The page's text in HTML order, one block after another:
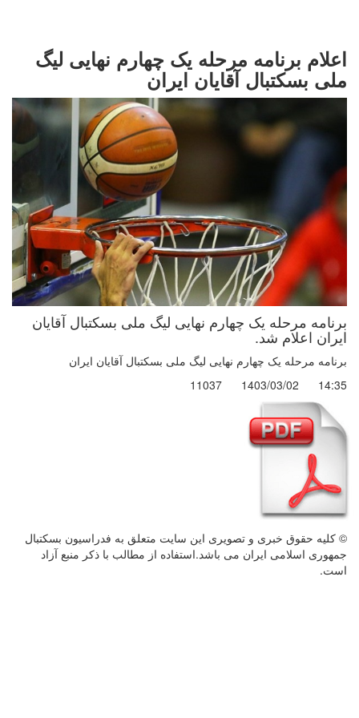
اعلام برنامه مرحله یک چهارم نهایی لیگ
ملی بسکتبال آقایان ایران
برنامه مرحله یک چهارم نهایی لیگ ملی بسکتبال آقایان
ایران اعلام شد.
برنامه مرحله یک چهارم نهایی لیگ ملی بسکتبال آقایان ایران
14:35
1403/03/02
11037
© کليه حقوق خبری و تصويری اين سايت متعلق به فدراسیون بسکتبال
جمهوری اسلامی ایران می باشد.استفاده از مطالب با ذكر منبع آزاد
است.